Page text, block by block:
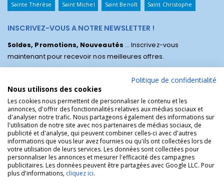
Sainte Thérèse Saint Michel Saint Benoît Saint Christophe
INSCRIVEZ-VOUS A NOTRE NEWSLETTER !
Soldes, Promotions, Nouveautés ... Inscrivez-vous
maintenant pour recevoir nos meilleures offres.
La Boutique des Chrétiens © | La boutique religieuse chrétienne de
référence !.
Politique de confidentialité
Nous utilisons des cookies
Les cookies nous permettent de personnaliser le contenu et les
annonces, d'offrir des fonctionnalités relatives aux médias sociaux et
d'analyser notre trafic. Nous partageons également des informations sur
l'utilisation de notre site avec nos partenaires de médias sociaux, de
publicité et d'analyse, qui peuvent combiner celles-ci avec d'autres
informations que vous leur avez fournies ou qu'ils ont collectées lors de
votre utilisation de leurs services. Les données sont collectées pour
personnaliser les annonces et mesurer l'efficacité des campagnes
publicitaires. Les données peuvent être partagées avec Google LLC. Pour
plus d'informations, cliquez ici.